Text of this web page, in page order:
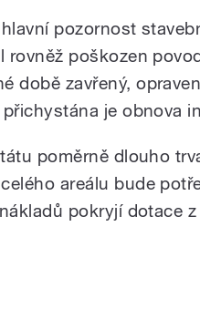
pozornost
rovněž poškozen
době zavřený,
je obnova
poměrně dlouho
areálu bude
pokryjí dotace